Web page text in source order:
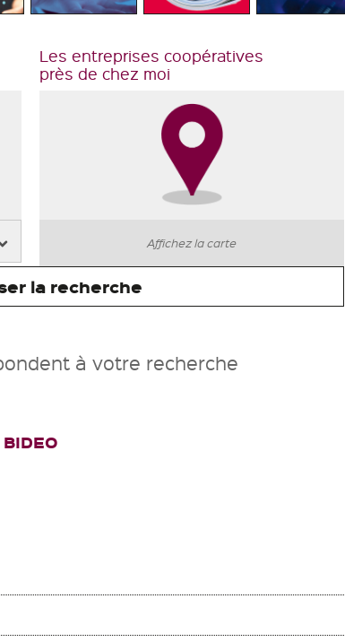
Les entreprises coopératives
près de chez moi
Affichez la carte
la recherche
à votre recherche